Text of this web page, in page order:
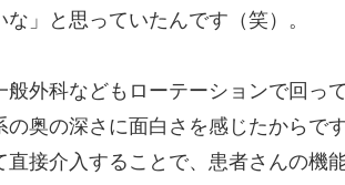
」と思っていたんです（笑）。
般外科などもローテーションで回っ
の奥の深さに面白さを感じたからで
直接介入することで、患者さんの機